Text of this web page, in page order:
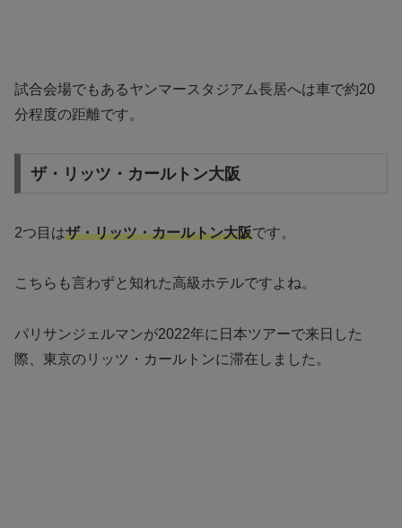
試合会場でもあるヤンマースタジアム長居へは車で約20
分程度の距離です。
ザ・リッツ・カールトン大阪
2つ目はザ・リッツ・カールトン大阪です。
こちらも言わずと知れた高級ホテルですよね。
パリサンジェルマンが2022年に日本ツアーで来日した
際、東京のリッツ・カールトンに滞在しました。